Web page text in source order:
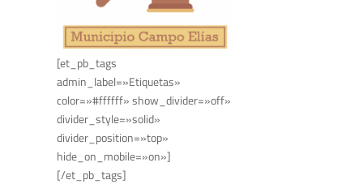
[et_pb_tags
admin_label=»Etiquetas»
color=»#ffffff» show_divider=»off»
divider_style=»solid»
divider_position=»top»
hide_on_mobile=»on»]
[/et_pb_tags]